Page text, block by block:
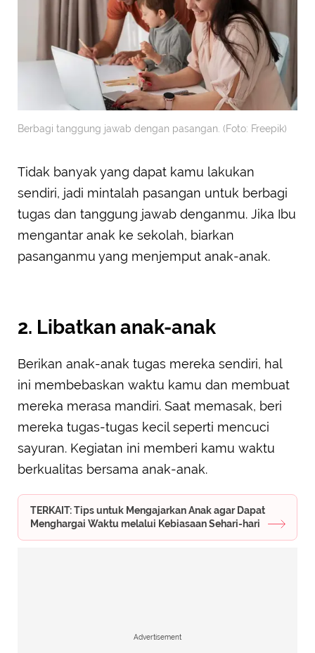
Berbagi tanggung jawab dengan pasangan. (Foto: Freepik)
Tidak banyak yang dapat kamu lakukan
sendiri, jadi mintalah pasangan untuk berbagi
tugas dan tanggung jawab denganmu. Jika Ibu
mengantar anak ke sekolah, biarkan
pasanganmu yang menjemput anak-anak.
2. Libatkan anak-anak
Berikan anak-anak tugas mereka sendiri, hal
ini membebaskan waktu kamu dan membuat
mereka merasa mandiri. Saat memasak, beri
mereka tugas-tugas kecil seperti mencuci
sayuran. Kegiatan ini memberi kamu waktu
berkualitas bersama anak-anak.
TERKAIT: Tips untuk Mengajarkan Anak agar Dapat
Menghargai Waktu melalui Kebiasaan Sehari-hari
Advertisement